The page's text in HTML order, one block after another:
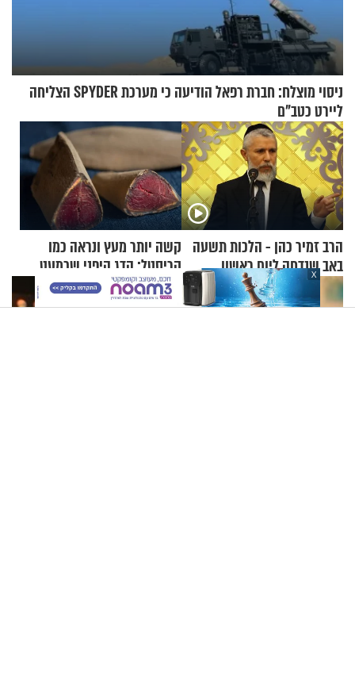
ניסוי מוצלח: חברת רפאל הודיעה כי מערכת SPYDER הצליחה
ליירט כטב"ם
הרב זמיר כהן - הלכות תשעה
באב שנדחה ליום ראשון
קשה יותר מעץ ונראה כמו
קריסטל: הדג היפני שכמעט
בלתי אפשרי לחתוך
X